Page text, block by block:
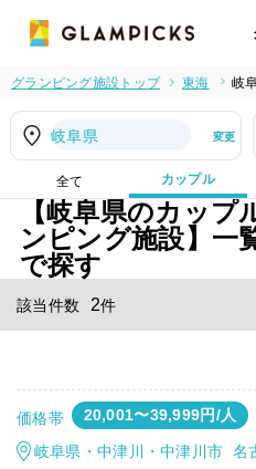
グランピング施設トップ 東海 岐
岐阜県 変更
全て カップル
【岐阜県のカップ
ンピング施設】一
で探す
該当件数 2件
価格帯 20,001〜39,999円/人
岐阜県・中津川・中津川市 名